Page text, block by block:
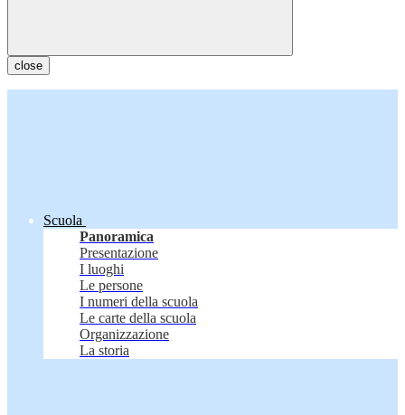
close
Scuola
Panoramica
Presentazione
I luoghi
Le persone
I numeri della scuola
Le carte della scuola
Organizzazione
La storia